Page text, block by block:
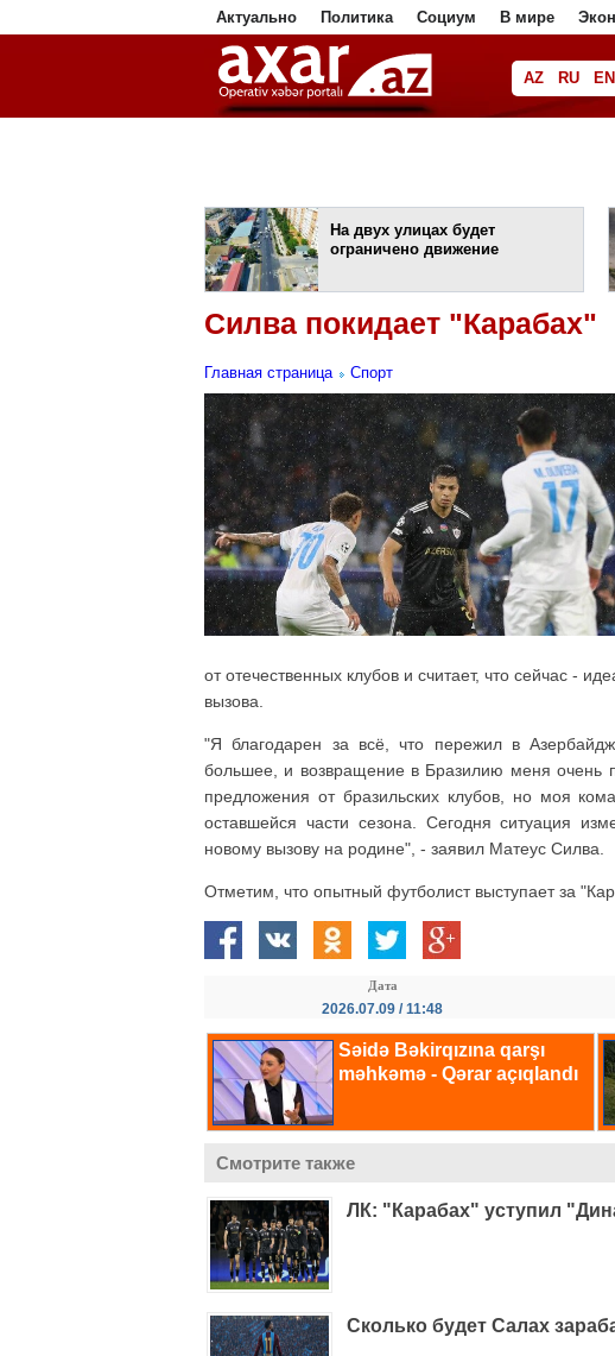
Актуально Политика Социум В мире
AZ RU EN
فا
На двух улицах будет
ограничено движение
Силва покидает "Карабах"
Главная страница Спорт
от отечественных клубов и считает, что сейчас -
вызова.
"Я благодарен за всё, что пережил в
большее, и возвращение в Бразилию меня очень
предложения от бразильских клубов, но моя
оставшейся части сезона. Сегодня ситуация
новому вызову на родине", - заявил Матеус Силва.
Отметим, что опытный футболист выступает за
Дата
2026.07.09 / 11:48
Смотрите также
ЛК: "Карабах" уступил
Сколько будет Салах